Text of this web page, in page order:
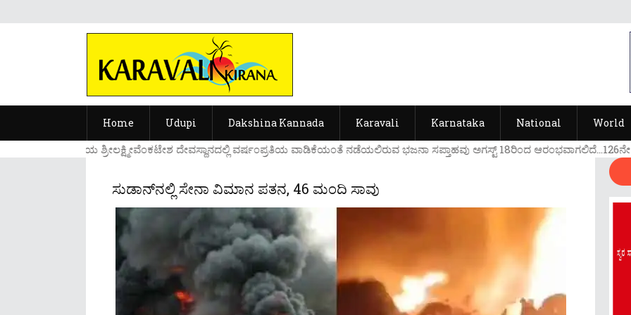
Home Udupi Dakshina Kannada Karavali Karnataka National World
....ಉಡುಪಿಯ ಶ್ರೀಲಕ್ಷ್ಮೀವೆ೦ಕಟೇಶ ದೇವಸ್ಥಾನದಲ್ಲಿ ವರ್ಷ೦ಪ್ರತಿಯ ವಾಡಿಕೆಯ೦ತೆ ನಡೆಯಲಿರುವ ಭಜನಾ ಸಪ್ತಾಹವು ಅಗಸ್ಟ್ 18ರಿ೦ದ ಆರ೦ಭವಾಗಲಿದೆ...126ನೇ
ಸುಡಾನ್​ನಲ್ಲಿ ಸೇನಾ ವಿಮಾನ ಪತನ, 46 ಮಂದಿ ಸಾವು